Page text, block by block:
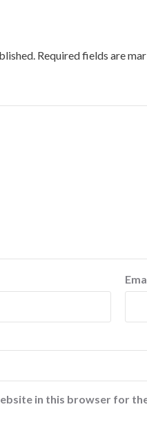
Required fields are
in this browser for